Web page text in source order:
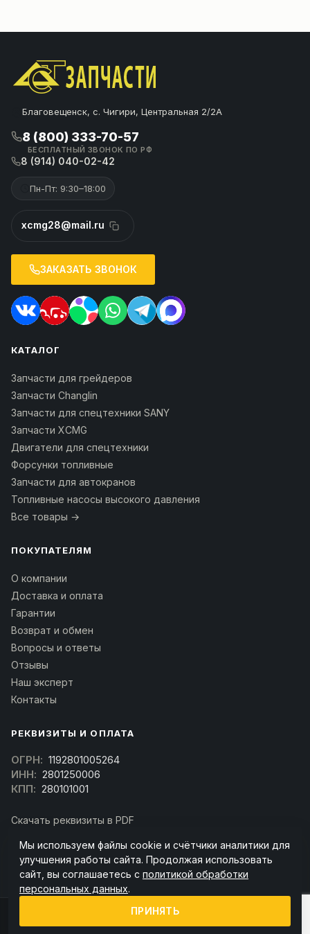
Благовещенск, с. Чигири, Центральная 2/2А
8 (800) 333-70-57
БЕСПЛАТНЫЙ ЗВОНОК ПО РФ
8 (914) 040-02-42
Пн-Пт: 9:30–18:00
xcmg28@mail.ru
ЗАКАЗАТЬ ЗВОНОК
КАТАЛОГ
Запчасти для грейдеров
Запчасти Changlin
Запчасти для спецтехники SANY
Запчасти XCMG
Двигатели для спецтехники
Форсунки топливные
Запчасти для автокранов
Топливные насосы высокого давления
Все товары →
ПОКУПАТЕЛЯМ
О компании
Доставка и оплата
Гарантии
Возврат и обмен
Вопросы и ответы
Отзывы
Наш эксперт
Контакты
РЕКВИЗИТЫ И ОПЛАТА
ОГРН: 1192801005264
ИНН: 2801250006
КПП: 280101001
Скачать реквизиты в PDF
(Скачать договор)
Мы используем файлы cookie и счётчики аналитики для
улучшения работы сайта. Продолжая использовать
сайт, вы соглашаетесь с политикой обработки
персональных данных.
ПРИНЯТЬ